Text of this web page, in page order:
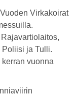
Virkakoirat
Poliisi ja Tulli.
vuonna